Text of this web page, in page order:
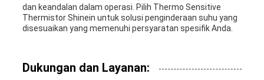
dan keandalan dalam operasi. Pilih Thermo Sensitive
Thermistor Shinein untuk solusi penginderaan suhu yang
disesuaikan yang memenuhi persyaratan spesifik Anda.
Dukungan dan Layanan: